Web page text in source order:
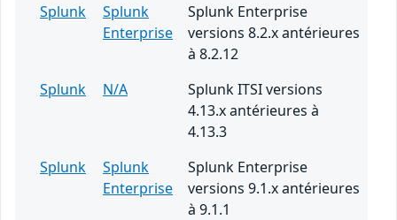
Splunk
Splunk
Enterprise
Splunk Enterprise
versions 8.2.x antérieures
à 8.2.12
Splunk
N/A
Splunk ITSI versions
4.13.x antérieures à
4.13.3
Splunk
Splunk
Enterprise
Splunk Enterprise
versions 9.1.x antérieures
à 9.1.1